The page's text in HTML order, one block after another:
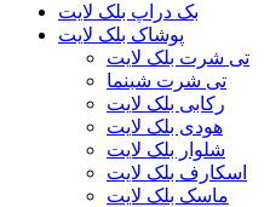
بک دراپ بلک لایت
پوشاک بلک لایت
تی شرت بلک لایت
تی شرت شبنما
رکابی بلک لایت
هودی بلک لایت
شلوار بلک لایت
اسکارف بلک لایت
ماسک بلک لایت